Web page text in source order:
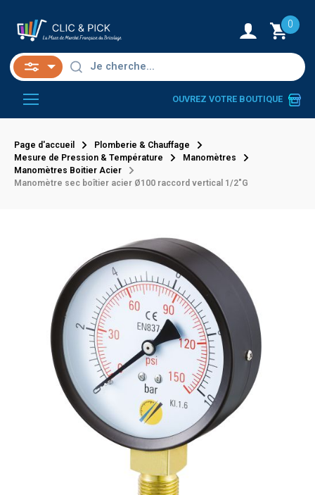
0
OUVREZ VOTRE BOUTIQUE
Page d'accueil
Plomberie & Chauffage
Mesure de Pression & Température
Manomètres
Manomètres Boitier Acier
Manomètre sec boîtier acier Ø100 raccord vertical 1/2"G